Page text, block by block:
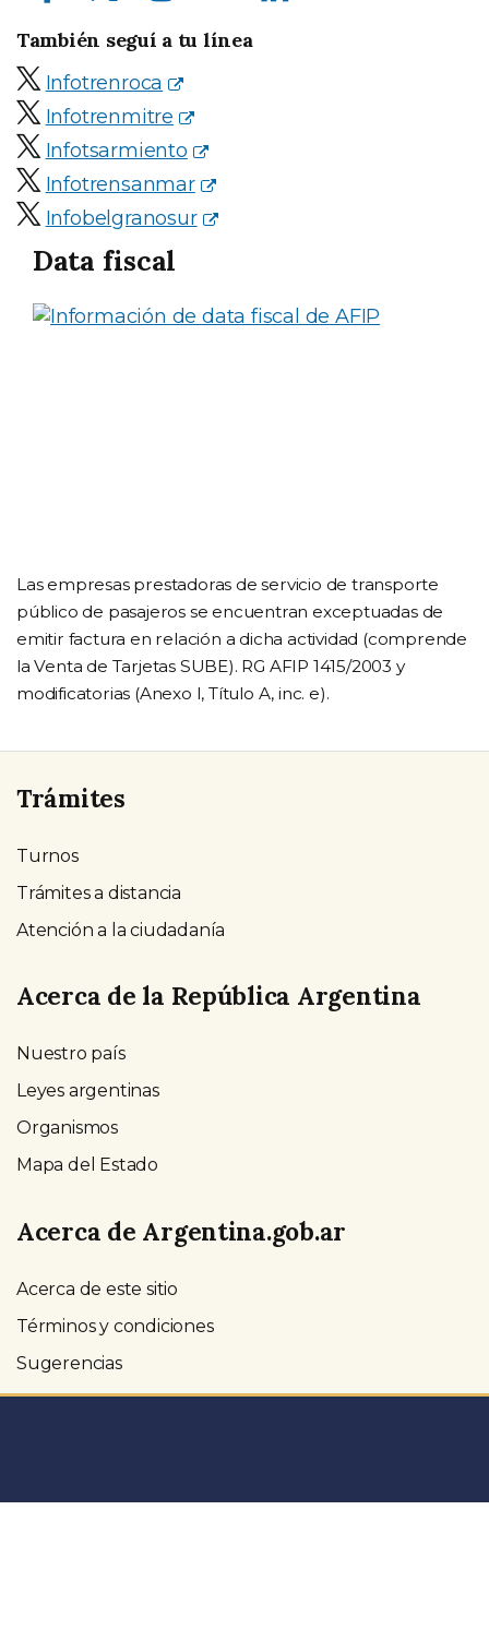
También seguí a tu línea
Infotrenroca
Infotrenmitre
Infotsarmiento
Infotrensanmar
Infobelgranosur
Data fiscal
Las empresas prestadoras de servicio de transporte
público de pasajeros se encuentran exceptuadas de
emitir factura en relación a dicha actividad (comprende
la Venta de Tarjetas SUBE). RG AFIP 1415/2003 y
modificatorias (Anexo I, Título A, inc. e).
Trámites
Turnos
Trámites a distancia
Atención a la ciudadanía
Acerca de la República Argentina
Nuestro país
Leyes argentinas
Organismos
Mapa del Estado
Acerca de Argentina.gob.ar
Acerca de este sitio
Términos y condiciones
Sugerencias